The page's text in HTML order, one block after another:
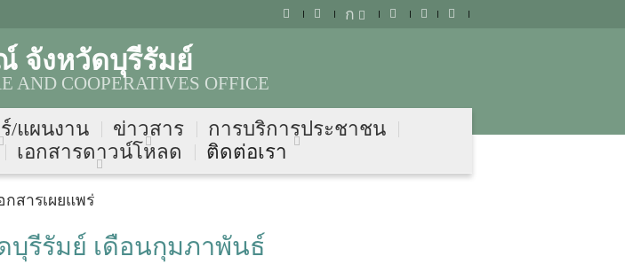
ก
จังหวัดบุรีรัมย์
AND COOPERATIVES OFFICE
/แผนงาน ข่าวสาร
การบริการประชาชน
เอกสารดาวน์โหลด ติดต่อเรา
กสารเผยแพร่
รีรัมย์ เดือนกุมภาพันธ์